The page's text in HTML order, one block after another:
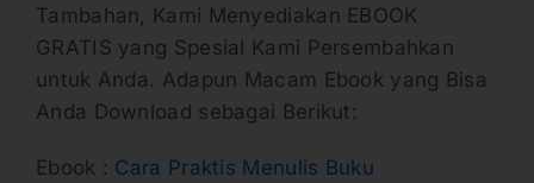
Tambahan, Kami Menyediakan EBOOK
GRATIS yang Spesial Kami Persembahkan
untuk Anda. Adapun Macam Ebook yang Bisa
Anda Download sebagai Berikut:
Ebook : Cara Praktis Menulis Buku